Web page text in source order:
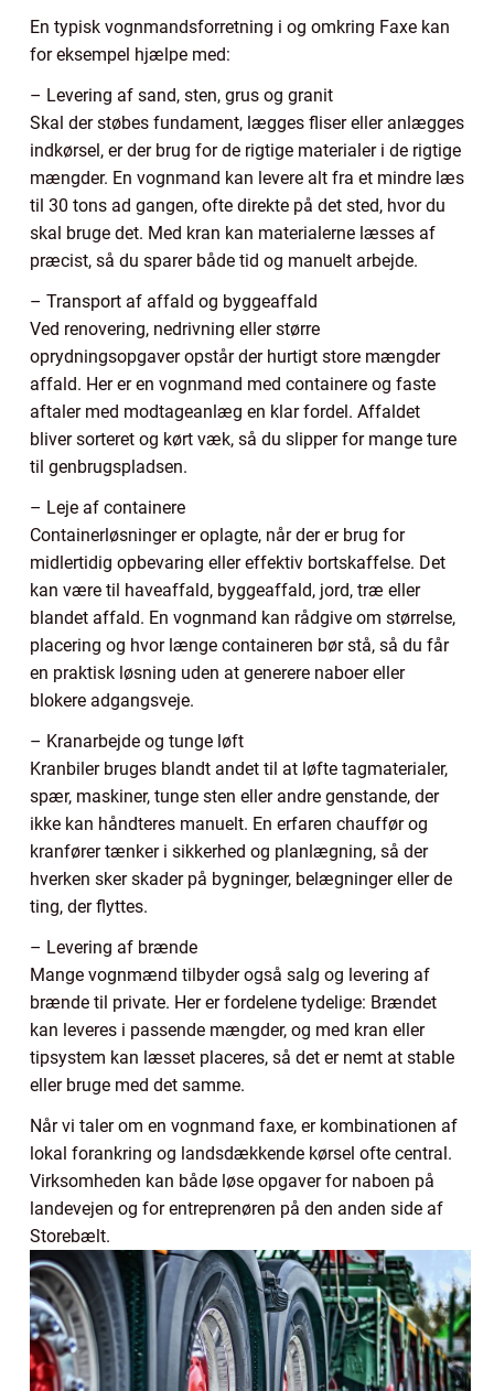
En typisk vognmandsforretning i og omkring Faxe kan
for eksempel hjælpe med:
– Levering af sand, sten, grus og granit
Skal der støbes fundament, lægges fliser eller anlægges
indkørsel, er der brug for de rigtige materialer i de rigtige
mængder. En vognmand kan levere alt fra et mindre læs
til 30 tons ad gangen, ofte direkte på det sted, hvor du
skal bruge det. Med kran kan materialerne læsses af
præcist, så du sparer både tid og manuelt arbejde.
– Transport af affald og byggeaffald
Ved renovering, nedrivning eller større
oprydningsopgaver opstår der hurtigt store mængder
affald. Her er en vognmand med containere og faste
aftaler med modtageanlæg en klar fordel. Affaldet
bliver sorteret og kørt væk, så du slipper for mange ture
til genbrugspladsen.
– Leje af containere
Containerløsninger er oplagte, når der er brug for
midlertidig opbevaring eller effektiv bortskaffelse. Det
kan være til haveaffald, byggeaffald, jord, træ eller
blandet affald. En vognmand kan rådgive om størrelse,
placering og hvor længe containeren bør stå, så du får
en praktisk løsning uden at generere naboer eller
blokere adgangsveje.
– Kranarbejde og tunge løft
Kranbiler bruges blandt andet til at løfte tagmaterialer,
spær, maskiner, tunge sten eller andre genstande, der
ikke kan håndteres manuelt. En erfaren chauffør og
kranfører tænker i sikkerhed og planlægning, så der
hverken sker skader på bygninger, belægninger eller de
ting, der flyttes.
– Levering af brænde
Mange vognmænd tilbyder også salg og levering af
brænde til private. Her er fordelene tydelige: Brændet
kan leveres i passende mængder, og med kran eller
tipsystem kan læsset placeres, så det er nemt at stable
eller bruge med det samme.
Når vi taler om en vognmand faxe, er kombinationen af
lokal forankring og landsdækkende kørsel ofte central.
Virksomheden kan både løse opgaver for naboen på
landevejen og for entreprenøren på den anden side af
Storebælt.